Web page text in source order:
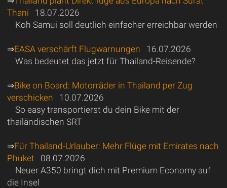
Thani 18.07.2026
Koh Samui soll deutlich einfacher erreichbar werden
⇒EASA verschärft Flugwarnungen 16.07.2026
Was bedeutet das jetzt für Thailand-Reisende?
⇒Bike on Board: Motorräder in Thailand per Zug
verschicken 10.07.2026
So easy transportierst du dein Bike mit der
thailändischen SRT
⇒Für Thailand-Urlauber: Mehr Flüge mit Emirates nach
Phuket 08.07.2026
Neuer A350 bringt dich mit Premium Economy auf
die Insel